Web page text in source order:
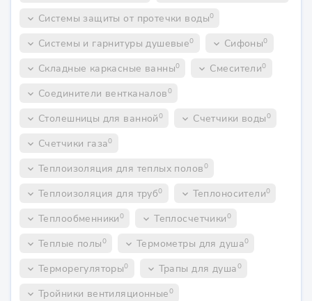
keyboard_arrow_down Системы защиты от протечки воды0
keyboard_arrow_down Системы и гарнитуры душевые0 keyboard_arrow_down Сифоны0
keyboard_arrow_down Складные каркасные ванны0 keyboard_arrow_down Смесители0
keyboard_arrow_down Соединители вентканалов0
keyboard_arrow_down Столешницы для ванной0 keyboard_arrow_down Счетчики воды0
keyboard_arrow_down Счетчики газа0
keyboard_arrow_down Теплоизоляция для теплых полов0
keyboard_arrow_down Теплоизоляция для труб0 keyboard_arrow_down Теплоносители0
keyboard_arrow_down Теплообменники0 keyboard_arrow_down Теплосчетчики0
keyboard_arrow_down Теплые полы0 keyboard_arrow_down Термометры для душа0
keyboard_arrow_down Терморегуляторы0 keyboard_arrow_down Трапы для душа0
keyboard_arrow_down Тройники вентиляционные0